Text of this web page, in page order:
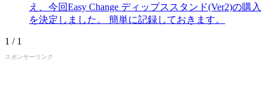
え、今回Easy Change ディップススタンド(Ver2)の購入
を決定しました。 簡単に記録しておきます。
1 / 1
スポンサーリンク